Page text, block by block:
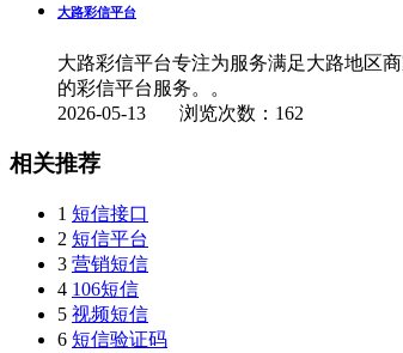
大路彩信平台
大路彩信平台专注为服务满足大路地区
的彩信平台服务。。
2026-05-13 浏览次数：162
相关推荐
1 短信接口
2 短信平台
3 营销短信
4 106短信
5 视频短信
6 短信验证码